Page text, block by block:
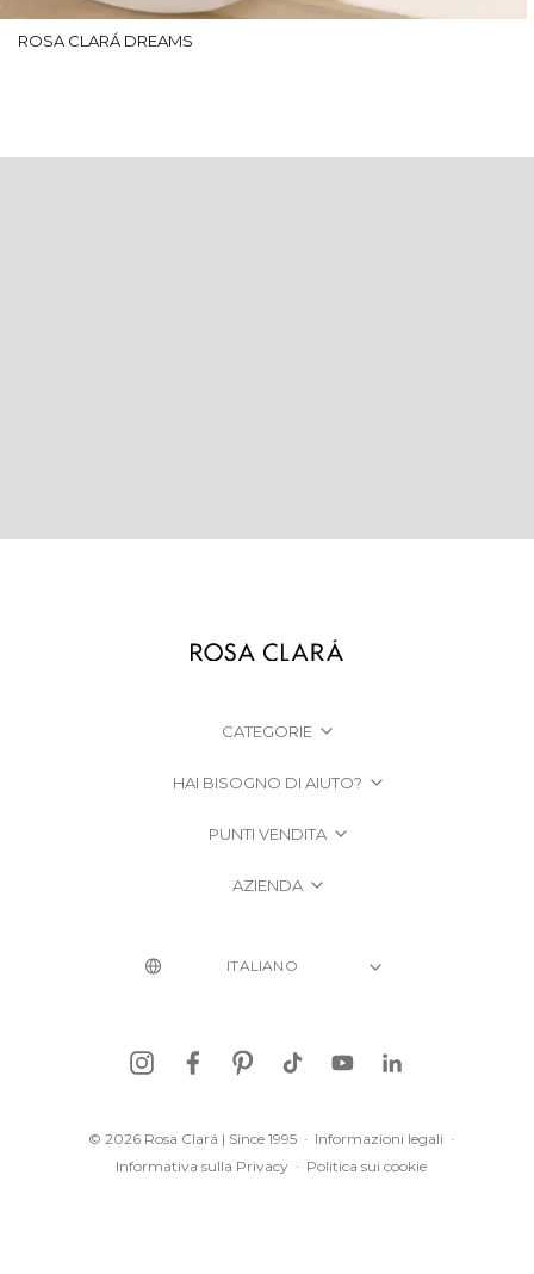
ROSA CLARÁ DREAMS
CATEGORIE
HAI BISOGNO DI AIUTO?
PUNTI VENDITA
AZIENDA
© 2026 Rosa Clará | Since 1995 · Informazioni legali ·
Informativa sulla Privacy · Politica sui cookie